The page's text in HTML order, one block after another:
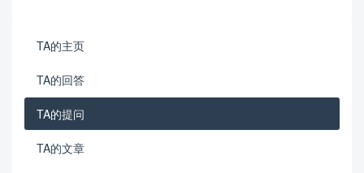
TA的主页
TA的回答
TA的提问
TA的文章